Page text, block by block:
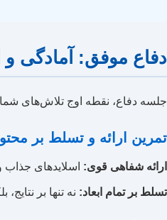
دفاع موفق: آمادگی و
جلسه دفاع، نقطه اوج تلاش‌های
تمرین ارائه و تسلط بر محتوا
ارائه شفاهی قوی: اسلایدهای جذاب
تسلط بر تمام ابعاد: نه تنها بر